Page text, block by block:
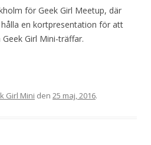
för Geek Girl Meetup, där
en kortpresentation för att
Girl Mini-träffar.
Girl Mini den 25 maj, 2016.